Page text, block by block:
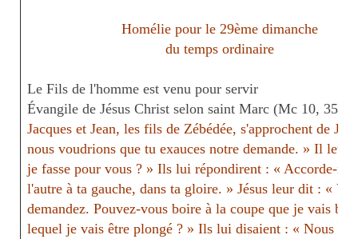
Homélie pour le 29ème dimanche
du temps ordinaire
Le Fils de l'homme est venu pour servir
Évangile de Jésus Christ selon saint Marc (Mc 10, 35-
Jacques et Jean, les fils de Zébédée, s'approchent de
nous voudrions que tu exauces notre demande. » Il
je fasse pour vous ? » Ils lui répondirent : « Accorde-
l'autre à ta gauche, dans ta gloire. » Jésus leur dit : «
demandez. Pouvez-vous boire à la coupe que je vais
lequel je vais être plongé ? » Ils lui disaient : « Nous le